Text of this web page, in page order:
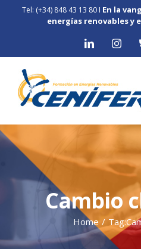
Tel: (+34) 848 43 13 80I En la
energías renovables y
LinkedIn
Cambio
Home / Tag: